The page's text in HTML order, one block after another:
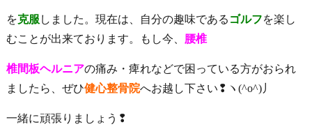
を克服 しました。現在は、自分の趣味である ゴルフを楽し
むことが出来ております。もし今、 腰椎
椎間板ヘルニアの痛み・痺れなどで困っている方がおられ
ましたら、ぜひ健心整骨院へお越し下さい❢ヽ(^o^)丿
一緒に頑張りましょう❢